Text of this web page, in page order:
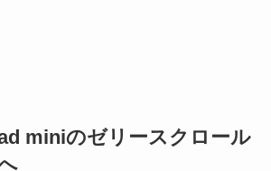
miniのゼリースクロール